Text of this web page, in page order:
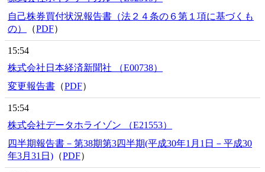
自己株券買付状況報告書（法２４条の６第１項に基づくも
の）
（PDF）
15:54
株式会社日本経済新聞社 （E00738）
変更報告書 （PDF）
15:54
株式会社データホライゾン （E21553）
四半期報告書－第38期第3四半期(平成30年1月1日－平成30
年3月31日) （PDF）